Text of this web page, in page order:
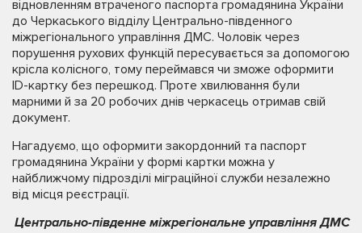
відновленням втраченого паспорта громадянина України
до Черкаського відділу Центрально-південного
міжрегіонального управління ДМС. Чоловік через
порушення рухових функцій пересувається за допомогою
крісла колісного, тому переймався чи зможе оформити
ID-картку без перешкод. Проте хвилювання були
марними й за 20 робочих днів черкасець отримав свій
документ.
Нагадуємо, що оформити закордонний та паспорт
громадянина України у формі картки можна у
найближчому підрозділі міграційної служби незалежно
від місця реєстрації.
Центрально-південне міжрегіональне управління ДМС